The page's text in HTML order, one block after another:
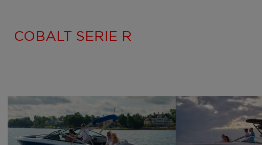
COBALT SERIE R